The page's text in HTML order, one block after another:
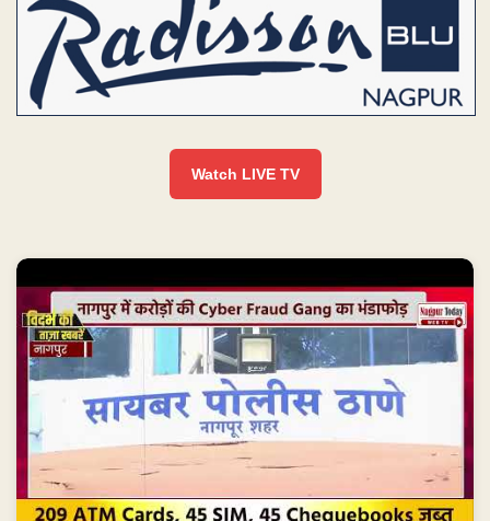
Watch LIVE TV